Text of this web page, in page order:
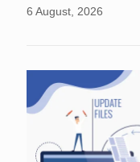
6 August, 2026